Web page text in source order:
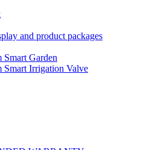
and product packages
Smart Garden
Smart Irrigation Valve